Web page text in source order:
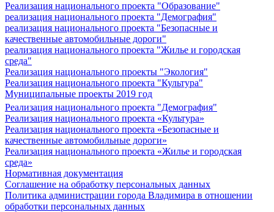
Реализация национального проекта "Образование"
реализация национального проекта "Демография"
реализация национального проекта "Безопасные и
качественные автомобильные дороги"
реализация национального проекта "Жилье и городская
среда"
Реализация национального проекты "Экология"
Реализация национального проекта "Культура"
Муниципальные проекты 2019 год
Реализация национального проекта "Демография"
Реализация национального проекта «Культура»
Реализация национального проекта «Безопасные и
качественные автомобильные дороги»
Реализация национального проекта «Жилье и городская
среда»
Нормативная документация
Соглашение на обработку персональных данных
Политика администрации города Владимира в отношении
обработки персональных данных